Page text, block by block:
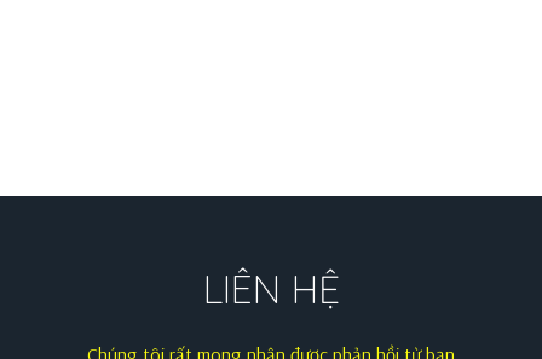
LIÊN HỆ
Chúng tôi rất mong nhận được phản hồi từ bạn